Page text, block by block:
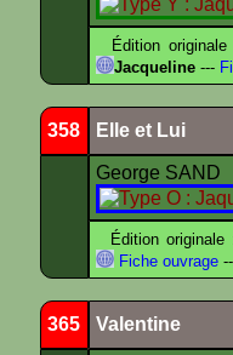
Édition originale
Jacqueline ---
358 Elle et Lui
George SAND
Édition
Fiche ouvrage
365 Valentine